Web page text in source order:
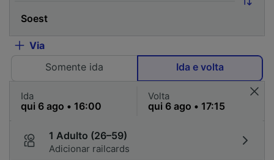
Via
Somente ida
Ida e volta
Ida Volta
1 Adulto (26–59)
Adicionar railcards